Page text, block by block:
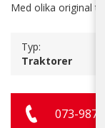
Med olika original
Typ:
Traktorer
073-987